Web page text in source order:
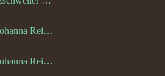
Gerarda Jacoba Johanna Reijnen (27-10-1908)
Gerarda Jacoba Johanna Reijnen (10-04-1910)